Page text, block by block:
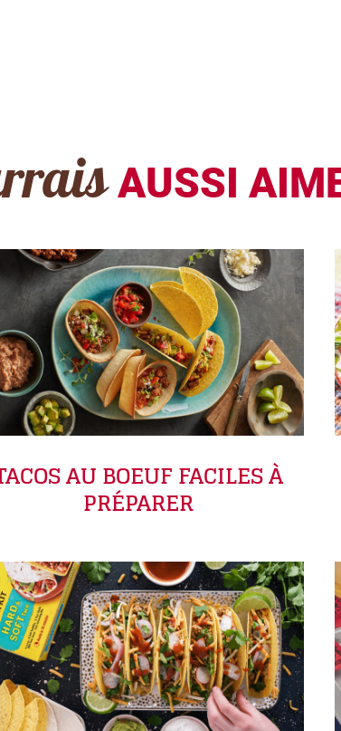
AUSSI
AU BOEUF FACILES À
PRÉPARER